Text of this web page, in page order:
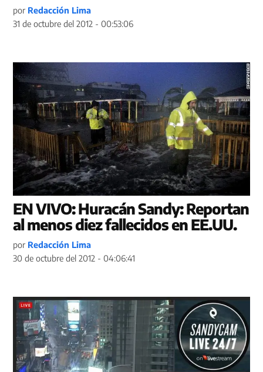
por Redacción Lima
31 de octubre del 2012 - 00:53:06
EN VIVO: Huracán Sandy: Reportan
al menos diez fallecidos en EE.UU.
por Redacción Lima
30 de octubre del 2012 - 04:06:41